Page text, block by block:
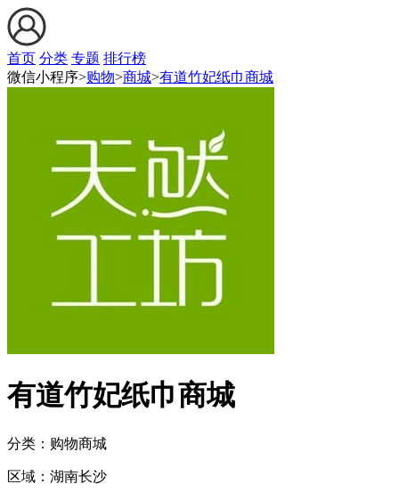
首页 分类 专题 排行榜
微信小程序>购物>商城>有道竹妃纸巾商城
有道竹妃纸巾商城
分类：购物商城
区域： 湖南长沙